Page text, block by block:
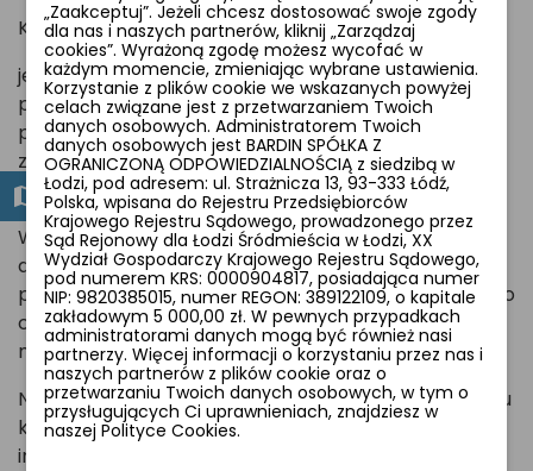
Kaseta będzie lepszym wyborem, jeśli:
jeździsz częściej,
pokonujesz dłuższe trasy,
poruszasz się po pagórkowatym terenie,
zależy Ci na większej trwałości napędu,
chcesz mieć więcej biegów.
Wolnobieg ma sens wtedy, gdy rower służy głównie
do spokojnej jazdy po mieście, okazjonalnych
przejazdów albo jest po prostu tańszym modelem do
codziennego użytku. W takim przypadku jego
możliwości często są wystarczające.
Nie chodzi więc o to, że wolnobieg jest „zły”. Po prostu
kaseta daje więcej możliwości i lepiej znosi
intensywniejsze użytkowanie.
„Zaakceptuj”. Jeżeli chcesz dostosować swoje zgody
dla nas i naszych partnerów, kliknij „Zarządzaj
cookies”. Wyrażoną zgodę możesz wycofać w
każdym momencie, zmieniając wybrane ustawienia.
Korzystanie z plików cookie we wskazanych powyżej
celach związane jest z przetwarzaniem Twoich
danych osobowych. Administratorem Twoich
danych osobowych jest BARDIN SPÓŁKA Z
OGRANICZONĄ ODPOWIEDZIALNOŚCIĄ z siedzibą w
Łodzi, pod adresem: ul. Strażnicza 13, 93-333 Łódź,
Polska, wpisana do Rejestru Przedsiębiorców
Krajowego Rejestru Sądowego, prowadzonego przez
Sąd Rejonowy dla Łodzi Śródmieścia w Łodzi, XX
Wydział Gospodarczy Krajowego Rejestru Sądowego,
pod numerem KRS: 0000904817, posiadająca numer
NIP: 9820385015, numer REGON: 389122109, o kapitale
zakładowym 5 000,00 zł. W pewnych przypadkach
administratorami danych mogą być również nasi
partnerzy. Więcej informacji o korzystaniu przez nas i
naszych partnerów z plików cookie oraz o
przetwarzaniu Twoich danych osobowych, w tym o
przysługujących Ci uprawnieniach, znajdziesz w
naszej Polityce Cookies.